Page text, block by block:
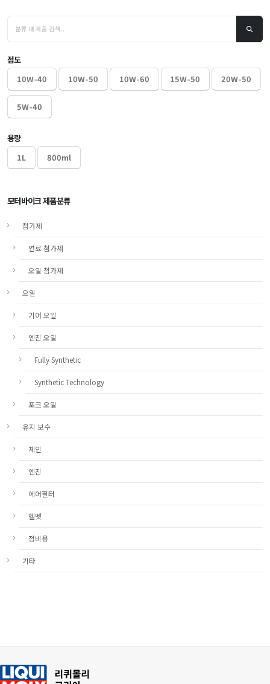
점도
10W-40
10W-50 10W-60 15W-50 20W-50
5W-40
용량
1L
800ml
모터바이크 제품분류
첨가제
연료 첨가제
오일 첨가제
오일
기어 오일
엔진 오일
Fully Synthetic
Synthetic Technology
포크 오일
유지 보수
체인
엔진
에어필터
헬멧
정비용
기타